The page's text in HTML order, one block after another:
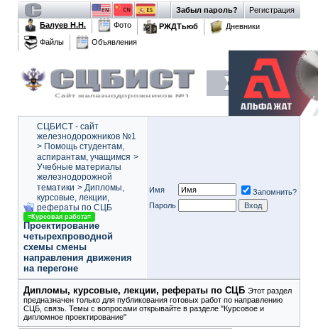
Регистрация
Забыл пароль?
Балуев Н.Н.
Фото РЖДТьюб
Дневники
Файлы
Объявления
СЦБИСТ - сайт
железнодорожников №1
> Помощь студентам,
аспирантам, учащимся >
Учебные материалы
железнодорожной
тематики > Дипломы,
курсовые, лекции,
рефераты по СЦБ
=Курсовая работа=
Проектирование
четырехпроводной
схемы смены
направления движения
на перегоне
Имя
Запомнить?
Пароль
Дипломы, курсовые, лекции, рефераты по СЦБ Этот раздел
предназначен только для публикования готовых работ по направлению
СЦБ, связь. Темы с вопросами открывайте в разделе "Курсовое и
дипломное проектирование"